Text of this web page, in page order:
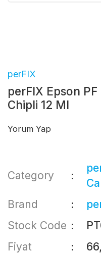
perFIX
perFIX Epson
Chipli 12 Ml
Yorum Yap
Category
Brand
Stock Code
Fiyat